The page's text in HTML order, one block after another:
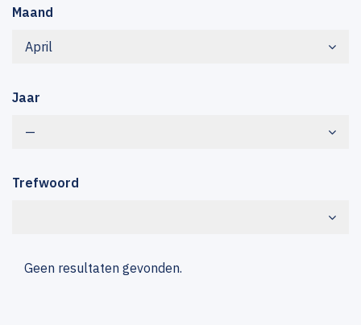
Maand
April
Jaar
—
Trefwoord
Geen resultaten gevonden.